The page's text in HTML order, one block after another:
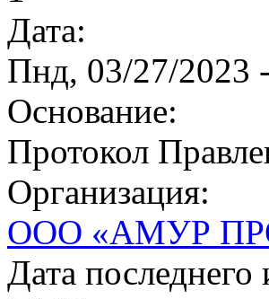
Дата:
Пнд, 03/27/2023
Основание:
Протокол
Организация:
ООО «АМУР
Дата